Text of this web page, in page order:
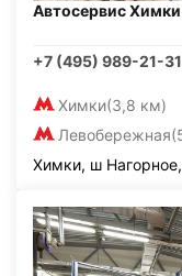
Автосервис Химки
+7 (495) 989-21-31
Химки(3,8 км)
Левобережная
Химки, ш